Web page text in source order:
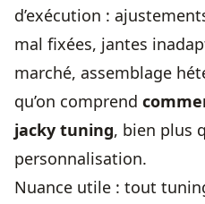
d’exécution :
mal fixées, jantes
marché, assemblage
qu’on comprend
jacky tuning, bien plus
personnalisation.
Nuance utile : tout